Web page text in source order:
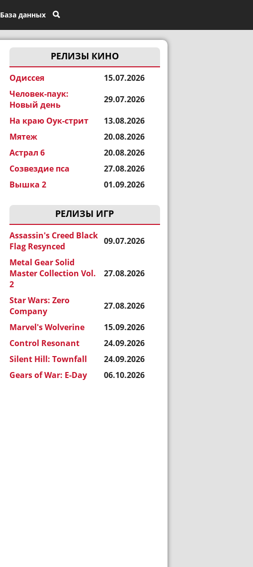
База данных
РЕЛИЗЫ КИНО
Одиссея
15.07.2026
Человек-паук:
Новый день
29.07.2026
На краю Оук-стрит
13.08.2026
Мятеж
20.08.2026
Астрал 6
20.08.2026
Созвездие пса
27.08.2026
Вышка 2
01.09.2026
РЕЛИЗЫ ИГР
Assassin's Creed Black
Flag Resynced
09.07.2026
Metal Gear Solid
Master Collection Vol.
2
27.08.2026
Star Wars: Zero
Company
27.08.2026
Marvel's Wolverine
15.09.2026
Control Resonant
24.09.2026
Silent Hill: Townfall
24.09.2026
Gears of War: E-Day
06.10.2026